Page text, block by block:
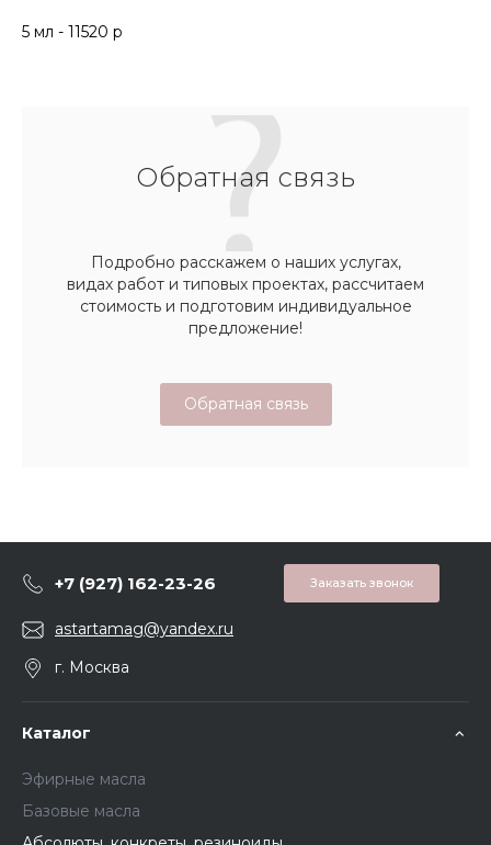
5 мл - 11520 р
Обратная связь
Подробно расскажем о наших услугах,
видах работ и типовых проектах, рассчитаем
стоимость и подготовим индивидуальное
предложение!
Обратная связь
+7 (927) 162-23-26 Заказать звонок
astartamag@yandex.ru
г. Москва
Каталог
Эфирные масла
Базовые масла